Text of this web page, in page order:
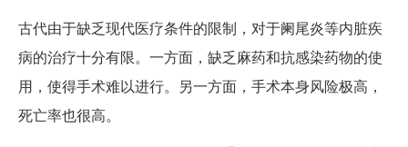
古代由于缺乏现代医疗条件的限制，对于阑尾炎等内脏疾
病的治疗十分有限。一方面，缺乏麻药和抗感染药物的使
用，使得手术难以进行。另一方面，手术本身风险极高，
死亡率也很高。